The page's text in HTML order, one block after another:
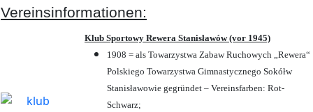
Vereinsinformationen:
Klub Sportowy Rewera Stanisławów (vor 1945)
1908 = als Towarzystwa Zabaw Ruchowych „Rewera“
Polskiego Towarzystwa Gimnastycznego Sokółw
Stanisławowie gegründet – Vereinsfarben: Rot-
Schwarz;